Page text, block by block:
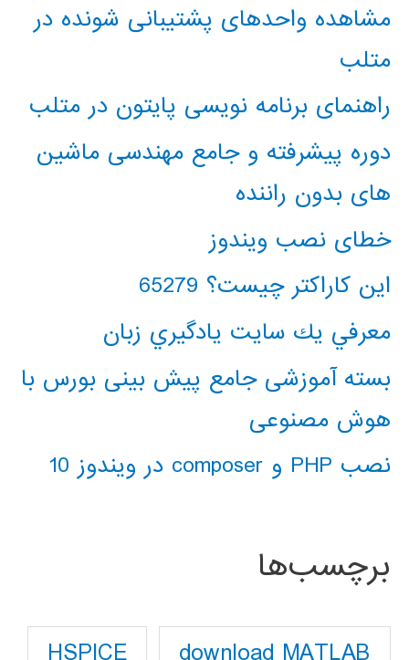
مشاهده واحدهای پشتیبانی شونده در
متلب
راهنمای برنامه نویسی پایتون در متلب
دوره پیشرفته و جامع مهندسی ماشین
های بدون راننده
خطای نصب ویندوز
این کاراکتر چیست؟ 65279
معرفي يك سايت يادگيري زبان
بسته آموزشی جامع پیش بینی بورس با
هوش مصنوعی
نصب PHP و composer در ویندوز 10
برچسب‌ها